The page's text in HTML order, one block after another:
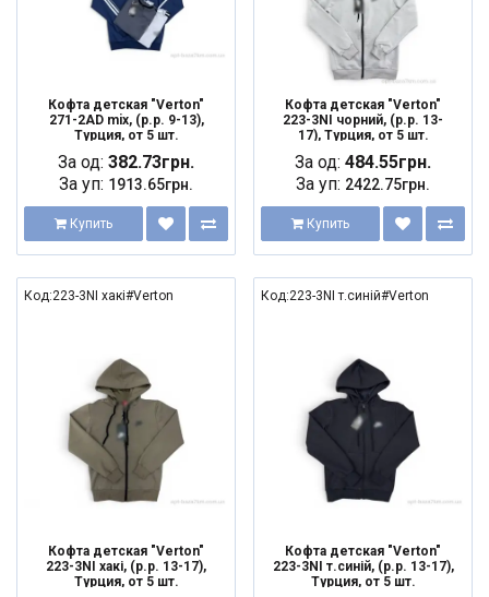
Кофта детская "Verton"
271-2AD mix, (р.р. 9-13),
Турция, от 5 шт.
За од: 382.73грн.
За уп: 1913.65грн.
Купить
Кофта детская "Verton"
223-3NI чорний, (р.р. 13-
17), Турция, от 5 шт.
За од: 484.55грн.
За уп: 2422.75грн.
Купить
Код:223-3NI хакі#Verton
Кофта детская "Verton"
223-3NI хакі, (р.р. 13-17),
Турция, от 5 шт.
Код:223-3NI т.синій#Verton
Кофта детская "Verton"
223-3NI т.синій, (р.р. 13-17),
Турция, от 5 шт.